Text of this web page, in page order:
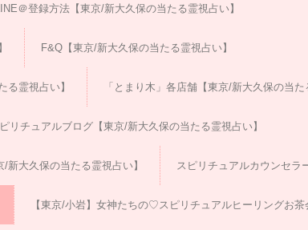
＠登録方法【東京/新大久保の当たる霊視占い】
F&Q【東京/新大久保の当たる霊視占い】
る霊視占い】 「とまり木」各店舗【東京/新大久保の当た
リチュアルブログ【東京/新大久保の当たる霊視占い】
大久保の当たる霊視占い】 スピリチュアルカウンセラ
【東京/小岩】女神たちの♡スピリチュアルヒーリングお茶